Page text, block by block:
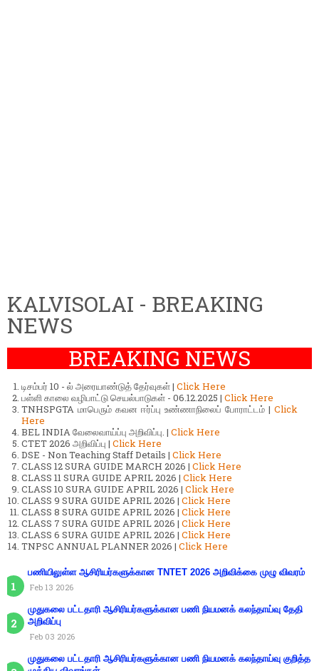
KALVISOLAI - BREAKING
NEWS
BREAKING NEWS
டிசம்பர் 10 - ல் அரையாண்டுத் தேர்வுகள் | Click Here
பள்ளி காலை வழிபாட்டு செயல்பாடுகள் - 06.12.2025 | Click Here
TNHSPGTA மாபெரும் கவன ஈர்ப்பு உண்ணாநிலைப் போராட்டம் | Click
Here
BEL INDIA வேலைவாய்ப்பு அறிவிப்பு. | Click Here
CTET 2026 அறிவிப்பு | Click Here
DSE - Non Teaching Staff Details | Click Here
CLASS 12 SURA GUIDE MARCH 2026 | Click Here
CLASS 11 SURA GUIDE APRIL 2026 | Click Here
CLASS 10 SURA GUIDE APRIL 2026 | Click Here
CLASS 9 SURA GUIDE APRIL 2026 | Click Here
CLASS 8 SURA GUIDE APRIL 2026 | Click Here
CLASS 7 SURA GUIDE APRIL 2026 | Click Here
CLASS 6 SURA GUIDE APRIL 2026 | Click Here
TNPSC ANNUAL PLANNER 2026 | Click Here
பணியிலுள்ள ஆசிரியர்களுக்கான TNTET 2026 அறிவிக்கை முழு விவரம்
Feb 13 2026
முதுகலை பட்டதாரி ஆசிரியர்களுக்கான பணி நியமனக் கலந்தாய்வு தேதி
அறிவிப்பு
Feb 03 2026
முதுகலை பட்டதாரி ஆசிரியர்களுக்கான பணி நியமனக் கலந்தாய்வு குறித்த